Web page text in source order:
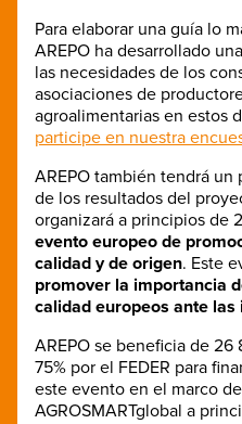
Para elaborar una guía lo
AREPO ha desarrollado
las necesidades de los
asociaciones de
agroalimentarias en estos
participe en nuestra
AREPO también tendrá
de los resultados del
organizará a principios de
evento europeo de
calidad y de origen. Este
promover la importancia
calidad europeos ante
AREPO se beneficia de
75% por el FEDER para
este evento en el marco
AGROSMARTglobal a